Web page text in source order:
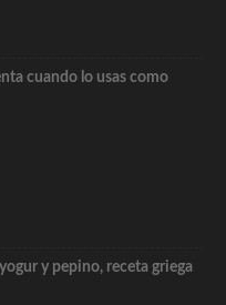
cuando lo usas como
y pepino, receta griega